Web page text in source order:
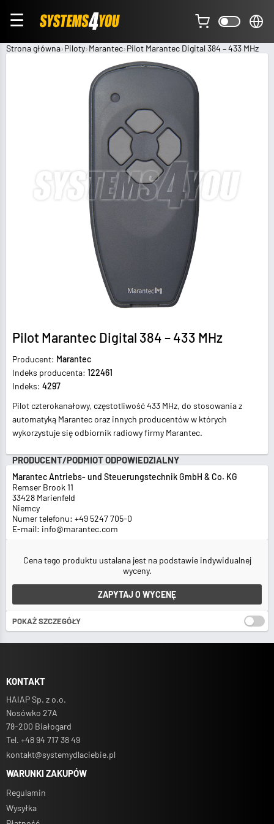
☰
Strona główna Piloty Marantec Pilot Marantec Digital 384 – 433 MHz
Pilot Marantec Digital 384 – 433 MHz
Producent: Marantec
Indeks producenta: 122461
Indeks: 4297
Pilot czterokanałowy, częstotliwość 433 MHz, do stosowania z
automatyką Marantec oraz innych producentów w których
wykorzystuje się odbiornik radiowy firmy Marantec.
PRODUCENT/PODMIOT ODPOWIEDZIALNY
Marantec Antriebs- und Steuerungstechnik GmbH & Co. KG
Remser Brook 11
33428 Marienfeld
Niemcy
Numer telefonu: +49 5247 705-0
E-mail: info@marantec.com
Cena tego produktu ustalana jest na podstawie indywidualnej
wyceny.
ZAPYTAJ O WYCENĘ
POKAŻ SZCZEGÓŁY
Jednostka sprzedaży:
KONTAKT
HAIAP Sp. z o.o.
Nosówko 27A
78-200 Białogard
Tel. +48 94 717 38 49
kontakt@systemydlaciebie.pl
WARUNKI ZAKUPÓW
Regulamin
Wysyłka